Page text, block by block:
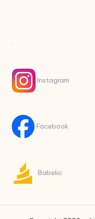
.
Instagram
Facebook
Babelio